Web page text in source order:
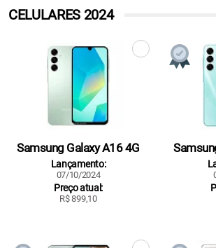
CELULARES 2024
Samsung Galaxy A16 4G
Lançamento:
07/10/2024
Preço atual:
R$ 899,10